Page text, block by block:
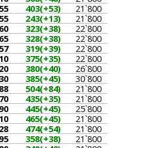
403(+53)
21`800
243(+13)
21`800
323(+38)
22`800
328(+38)
22`800
319(+39)
22`800
375(+35)
22`800
380(+40)
26`800
385(+45)
30`800
504(+84)
21`800
435(+35)
21`800
445(+45)
25`800
465(+45)
21`800
474(+54)
21`800
358(+38)
21`800